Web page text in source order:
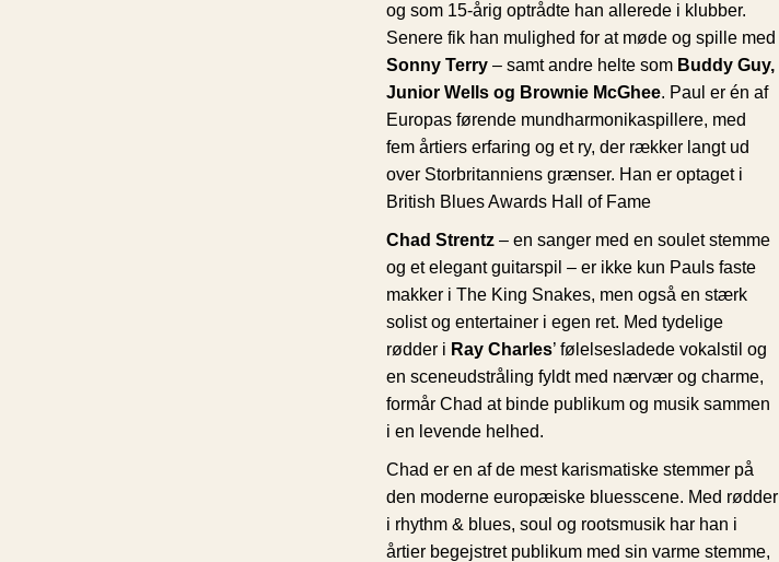
og som 15-årig optrådte han allerede i klubber.
Senere fik han mulighed for at møde og spille med
Sonny Terry– samt andre helte som Buddy Guy,
Junior Wells og Brownie McGhee. Paul er én af
Europas førende mundharmonikaspillere, med
fem årtiers erfaring og et ry, der rækker langt ud
over Storbritanniens grænser. Han er optaget i
British Blues Awards Hall of Fame
Chad Strentz– en sanger med en soulet stemme
og et elegant guitarspil – er ikke kun Pauls faste
makker i The King Snakes, men også en stærk
solist og entertainer i egen ret. Med tydelige
rødder i Ray Charles’ følelsesladede vokalstil og
en sceneudstråling fyldt med nærvær og charme,
formår Chad at binde publikum og musik sammen
i en levende helhed.
Chad er en af de mest karismatiske stemmer på
den moderne europæiske bluesscene. Med rødder
i rhythm & blues, soul og rootsmusik har han i
årtier begejstret publikum med sin varme stemme,